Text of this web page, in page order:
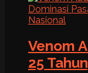
Venom
25